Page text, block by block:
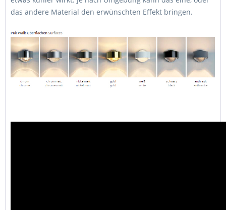
das andere Material den erwünschten Effekt bringen.